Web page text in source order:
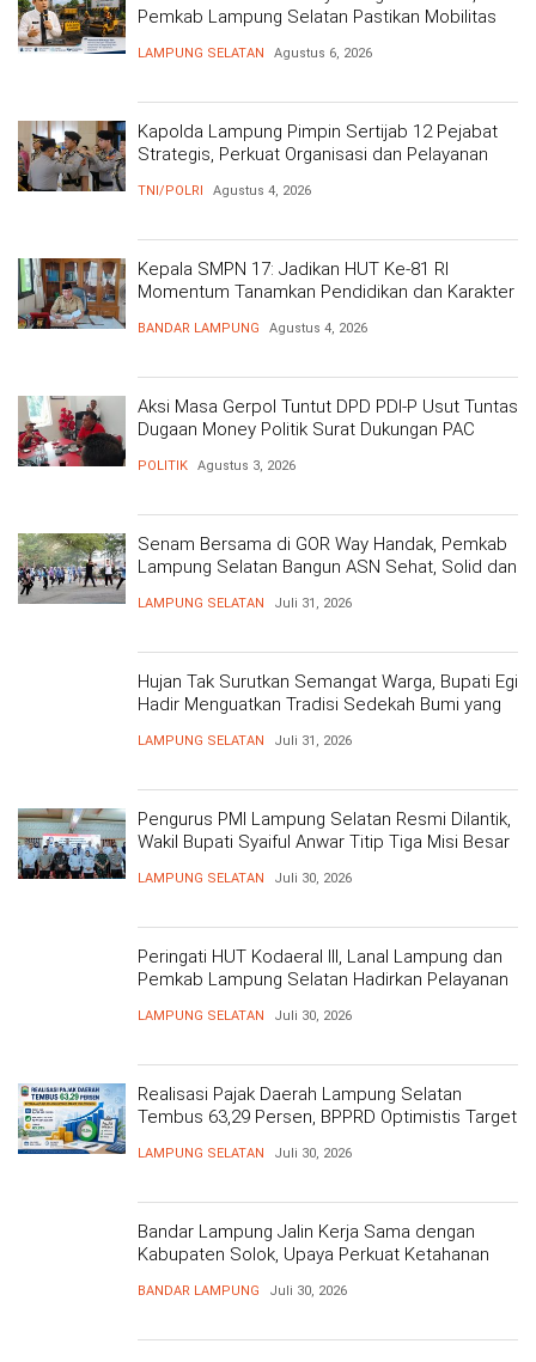
Pemkab Lampung Selatan Pastikan Mobilitas
LAMPUNG SELATAN Agustus 6, 2026
Kapolda Lampung Pimpin Sertijab 12 Pejabat
Strategis, Perkuat Organisasi dan Pelayanan
TNI/POLRI Agustus 4, 2026
Kepala SMPN 17: Jadikan HUT Ke-81 RI
Momentum Tanamkan Pendidikan dan Karakter
BANDAR LAMPUNG Agustus 4, 2026
Aksi Masa Gerpol Tuntut DPD PDI-P Usut Tuntas
Dugaan Money Politik Surat Dukungan PAC
POLITIK Agustus 3, 2026
Senam Bersama di GOR Way Handak, Pemkab
Lampung Selatan Bangun ASN Sehat, Solid dan
LAMPUNG SELATAN Juli 31, 2026
Hujan Tak Surutkan Semangat Warga, Bupati Egi
Hadir Menguatkan Tradisi Sedekah Bumi yang
LAMPUNG SELATAN Juli 31, 2026
Pengurus PMI Lampung Selatan Resmi Dilantik,
Wakil Bupati Syaiful Anwar Titip Tiga Misi Besar
LAMPUNG SELATAN Juli 30, 2026
Peringati HUT Kodaeral III, Lanal Lampung dan
Pemkab Lampung Selatan Hadirkan Pelayanan
LAMPUNG SELATAN Juli 30, 2026
Realisasi Pajak Daerah Lampung Selatan
Tembus 63,29 Persen, BPPRD Optimistis Target
LAMPUNG SELATAN Juli 30, 2026
Bandar Lampung Jalin Kerja Sama dengan
Kabupaten Solok, Upaya Perkuat Ketahanan
BANDAR LAMPUNG Juli 30, 2026